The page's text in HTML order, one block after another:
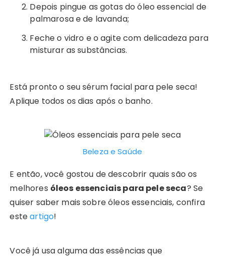
Depois pingue as gotas do óleo essencial de
palmarosa e de lavanda;
Feche o vidro e o agite com delicadeza para
misturar as substâncias.
Está pronto o seu sérum facial para pele seca!
Aplique todos os dias após o banho.
Beleza e Saúde
E então, você gostou de descobrir quais são os
melhores óleos essenciais para pele seca? Se
quiser saber mais sobre óleos essenciais, confira
esteartigo!
Você já usa alguma das essências que